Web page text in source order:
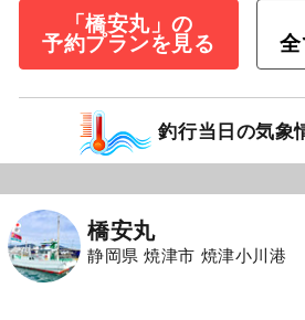
「橋安丸」の
予約プランを見る
釣行当日の気象
橋安丸
静岡県 焼津市 焼津小川港